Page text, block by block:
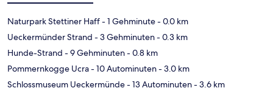
Naturpark Stettiner Haff- 1 Gehminute- 0.0 km
Ueckermünder Strand - 3 Gehminuten- 0.3 km
Hunde-Strand - 9 Gehminuten- 0.8 km
Pommernkogge Ucra- 10 Autominuten- 3.0 km
Schlossmuseum Ueckermünde- 13 Autominuten- 3.6 km